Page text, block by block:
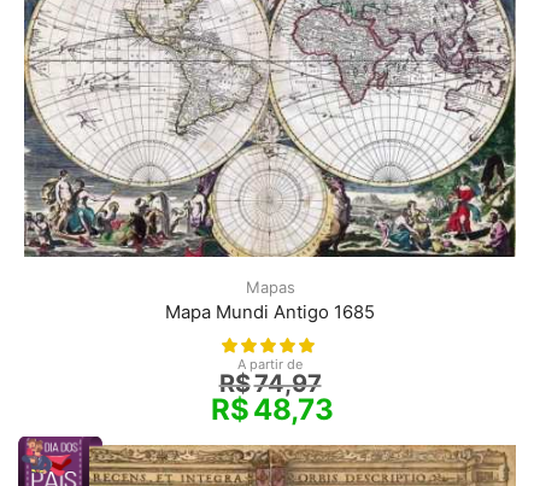
Mapas
Mapa Mundi Antigo 1685
A partir de
R$74,97
R$48,73